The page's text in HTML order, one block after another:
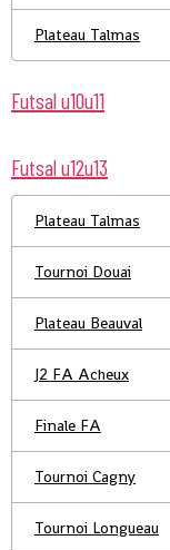
Plateau Talmas
Futsal u10u11
Futsal u12u13
Plateau Talmas
Tournoi Douai
Plateau Beauval
J2 FA Acheux
Finale FA
Tournoi Cagny
Tournoi Longueau